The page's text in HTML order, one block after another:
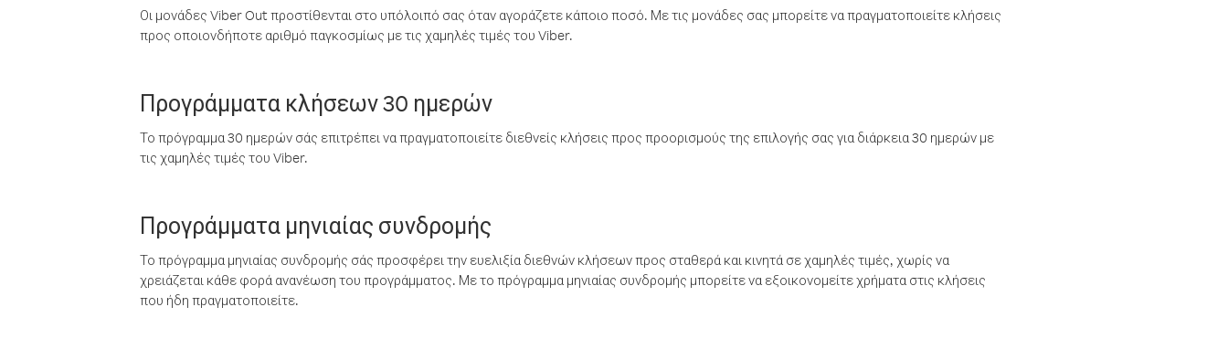
Οι μονάδες Viber Out προστίθενται στο υπόλοιπό σας όταν αγοράζετε κάποιο ποσό. Με τις μονάδες σας μπορείτε να πραγματοποιείτε κλήσεις
προς οποιονδήποτε αριθμό παγκοσμίως με τις χαμηλές τιμές του Viber.
Προγράμματα κλήσεων 30 ημερών
Το πρόγραμμα 30 ημερών σάς επιτρέπει να πραγματοποιείτε διεθνείς κλήσεις προς προορισμούς της επιλογής σας για διάρκεια 30 ημερών με
τις χαμηλές τιμές του Viber.
Προγράμματα μηνιαίας συνδρομής
Το πρόγραμμα μηνιαίας συνδρομής σάς προσφέρει την ευελιξία διεθνών κλήσεων προς σταθερά και κινητά σε χαμηλές τιμές, χωρίς να
χρειάζεται κάθε φορά ανανέωση του προγράμματος. Με το πρόγραμμα μηνιαίας συνδρομής μπορείτε να εξοικονομείτε χρήματα στις κλήσεις
που ήδη πραγματοποιείτε.